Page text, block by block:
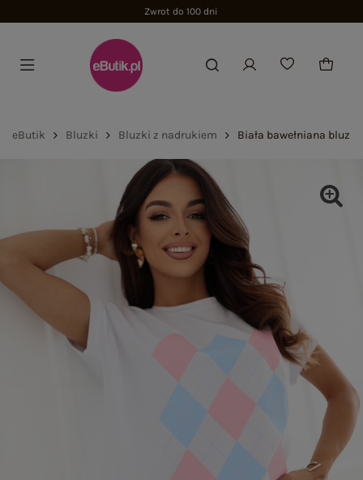
Zwrot do 100 dni
eButik Bluzki Bluzki z nadrukiem Biała bawełniana